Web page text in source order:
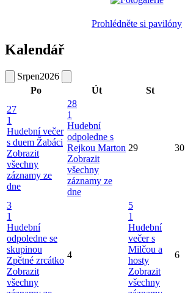
Prohlédněte si pavilóny
Kalendář
Srpen2026
Po
Út St
27
1
Hudební večer
s duem Žabáci
Zobrazit
všechny
záznamy ze
dne
28
1
Hudební
odpoledne s
Rejkou Marton
Zobrazit
všechny
záznamy ze
dne
29 30
3
1
Hudební
odpoledne se
skupinou
Zpětné zrcátko
Zobrazit
všechny
4
5
1
Hudební
večer s
Milčou a
hosty
Zobrazit
všechny
6